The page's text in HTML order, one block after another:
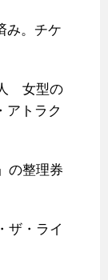
み。チケ
女型の
トラク
の整理券
ザ・ライ